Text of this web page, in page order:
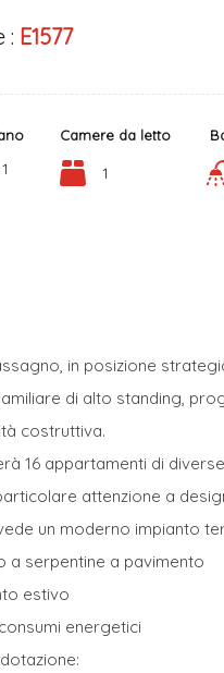
: E1577
1
Camere da letto
1
in posizione
di alto standing,
costruttiva.
16 appartamenti di
attenzione a
un moderno impianto
a serpentine a pavimento
estivo
energetici